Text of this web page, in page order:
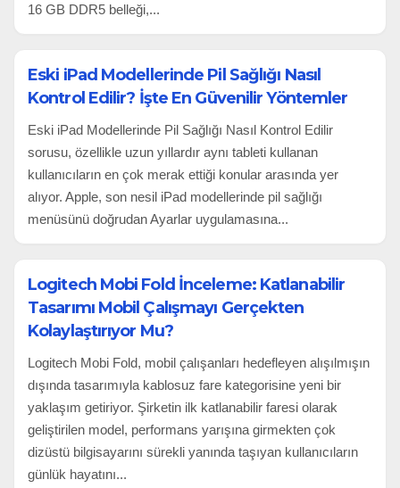
16 GB DDR5 belleği,...
Eski iPad Modellerinde Pil Sağlığı Nasıl
Kontrol Edilir? İşte En Güvenilir Yöntemler
Eski iPad Modellerinde Pil Sağlığı Nasıl Kontrol Edilir
sorusu, özellikle uzun yıllardır aynı tableti kullanan
kullanıcıların en çok merak ettiği konular arasında yer
alıyor. Apple, son nesil iPad modellerinde pil sağlığı
menüsünü doğrudan Ayarlar uygulamasına...
Logitech Mobi Fold İnceleme: Katlanabilir
Tasarımı Mobil Çalışmayı Gerçekten
Kolaylaştırıyor Mu?
Logitech Mobi Fold, mobil çalışanları hedefleyen alışılmışın
dışında tasarımıyla kablosuz fare kategorisine yeni bir
yaklaşım getiriyor. Şirketin ilk katlanabilir faresi olarak
geliştirilen model, performans yarışına girmekten çok
dizüstü bilgisayarını sürekli yanında taşıyan kullanıcıların
günlük hayatını...